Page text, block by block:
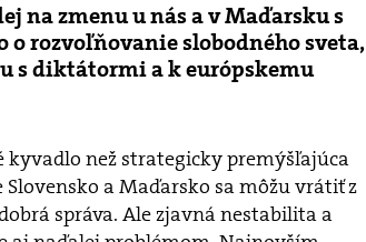
na zmenu u nás a v Maďarsku s
o rozvoľňovanie slobodného sveta,
s diktátormi a k európskemu
kyvadlo než strategicky premýšľajúca
a Maďarsko sa môžu vrátiť z
správa. Ale zjavná nestabilita a